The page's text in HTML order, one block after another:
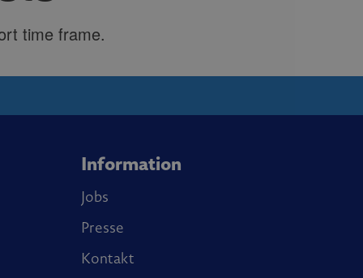
Information
Jobs
Presse
Kontakt